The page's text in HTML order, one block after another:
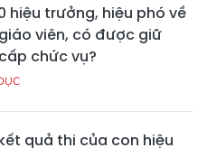
hiệu trưởng, hiệu phó về
viên, có được giữ
chức vụ?
quả thi của con hiệu